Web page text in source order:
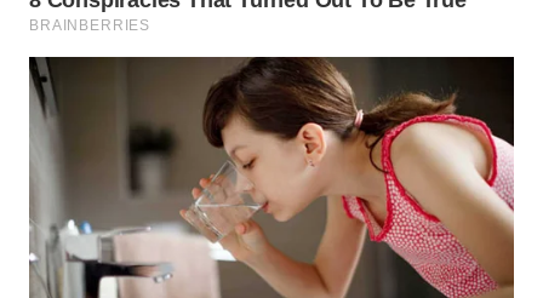
BINJAI
WN
INDRAMAYU